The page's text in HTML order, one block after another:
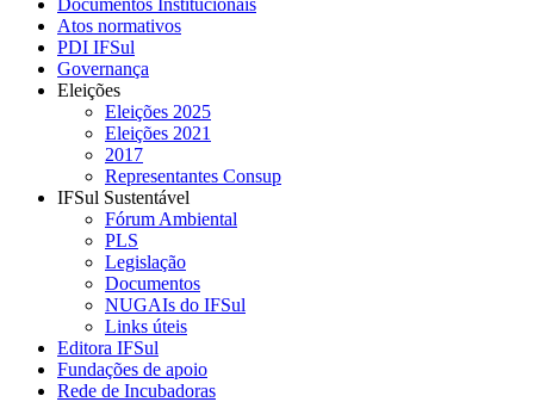
Atos normativos
PDI IFSul
Governança
Eleições
Eleições 2025
Eleições 2021
2017
Representantes Consup
IFSul Sustentável
Fórum Ambiental
PLS
Legislação
Documentos
NUGAIs do IFSul
Links úteis
Editora IFSul
Fundações de apoio
Rede de Incubadoras